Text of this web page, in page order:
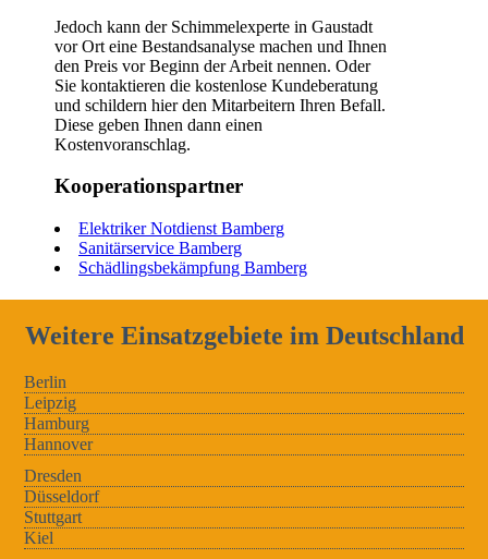
Jedoch kann der Schimmelexperte in Gaustadt
vor Ort eine Bestandsanalyse machen und Ihnen
den Preis vor Beginn der Arbeit nennen. Oder
Sie kontaktieren die kostenlose Kundeberatung
und schildern hier den Mitarbeitern Ihren Befall.
Diese geben Ihnen dann einen
Kostenvoranschlag.
Kooperationspartner
Elektriker Notdienst Bamberg
Sanitärservice Bamberg
Schädlingsbekämpfung Bamberg
Weitere Einsatzgebiete im Deutschland
Berlin
Leipzig
Hamburg
Hannover
Dresden
Düsseldorf
Stuttgart
Kiel